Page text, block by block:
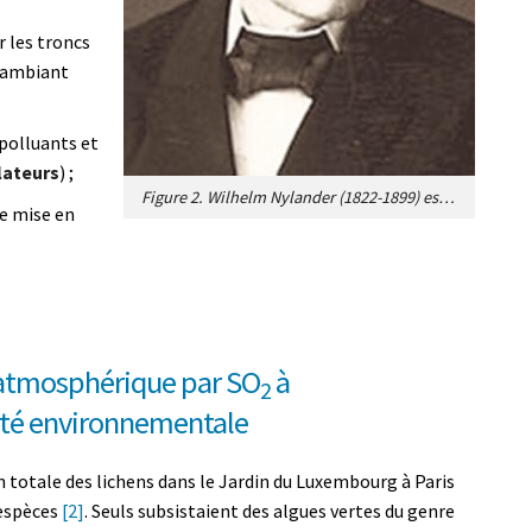
Figure 2. Wilhelm Nylander (1822-1899) est considéré comme l’un des principaux chercheurs sur les lichens de la deuxième moitié du XIX
les troncs
et
) ;
mise en
par SO2à
environnementale
des lichens dans le Jardin du Luxembourg à Paris
[2]. Seuls subsistaient des algues vertes du genre